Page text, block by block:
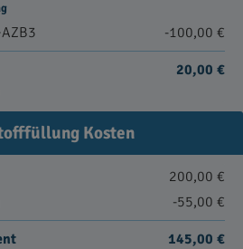
-100,00 €
20,00 €
Kosten
200,00 €
-55,00 €
145,00 €